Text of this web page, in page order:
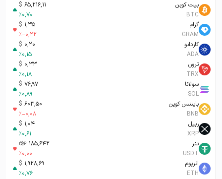
بیت کوین
BTC
65,216,11
$
%0,70
گرام
GRAM
1,35
$
%-0,22
کاردانو
ADA
0,20
$
%0,15
ترون
TRX
0,33
$
%0,18
سولانا
SOL
76,97
$
%0,89
بایننس کوین
BNB
603,50
$
%-0,08
ریپل
XRP
1,04
$
%0,61
تتر
USDT
185,642 تومان-ء
%0,00
اتریوم
ETH
1,928,69
$
%0,76